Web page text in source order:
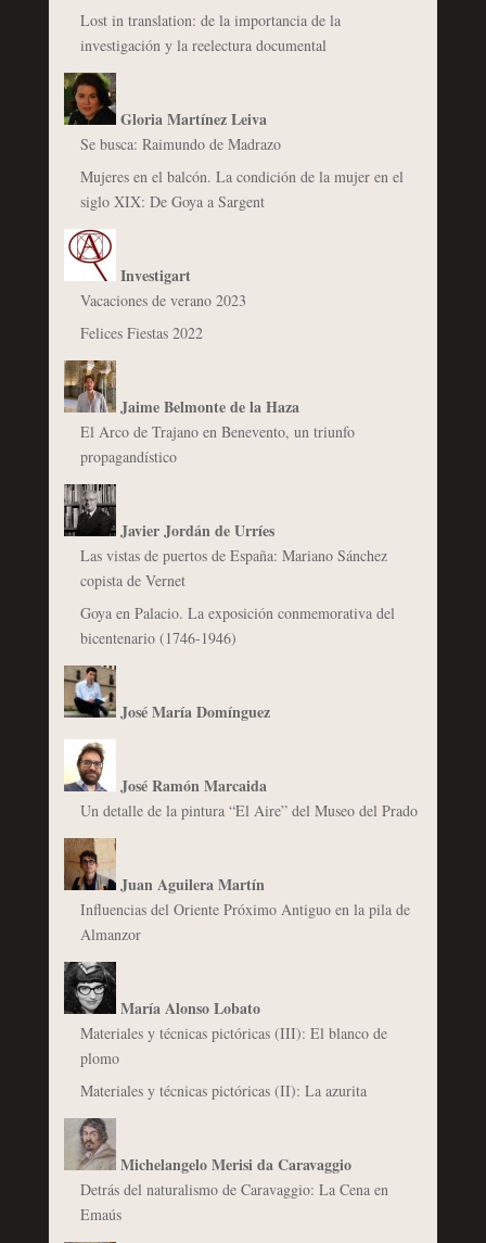
Lost in translation: de la importancia de la
investigación y la reelectura documental
Gloria Martínez Leiva
Se busca: Raimundo de Madrazo
Mujeres en el balcón. La condición de la mujer en el
siglo XIX: De Goya a Sargent
Investigart
Vacaciones de verano 2023
Felices Fiestas 2022
Jaime Belmonte de la Haza
El Arco de Trajano en Benevento, un triunfo
propagandístico
Javier Jordán de Urríes
Las vistas de puertos de España: Mariano Sánchez
copista de Vernet
Goya en Palacio. La exposición conmemorativa del
bicentenario (1746-1946)
José María Domínguez
José Ramón Marcaida
Un detalle de la pintura “El Aire” del Museo del Prado
Juan Aguilera Martín
Influencias del Oriente Próximo Antiguo en la pila de
Almanzor
María Alonso Lobato
Materiales y técnicas pictóricas (III): El blanco de
plomo
Materiales y técnicas pictóricas (II): La azurita
Michelangelo Merisi da Caravaggio
Detrás del naturalismo de Caravaggio: La Cena en
Emaús